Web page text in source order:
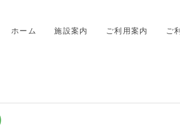
ホーム 施設案内 ご利用案内 ご